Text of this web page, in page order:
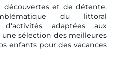
découvertes et de détente.
du littoral
adaptées aux
sélection des meilleures
enfants pour des vacances